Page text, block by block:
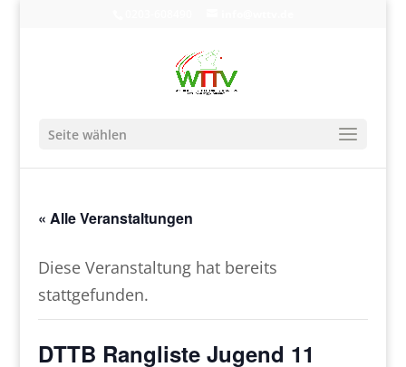
Seite wählen
« Alle Veranstaltungen
Diese Veranstaltung hat bereits
stattgefunden.
DTTB Rangliste Jugend 11